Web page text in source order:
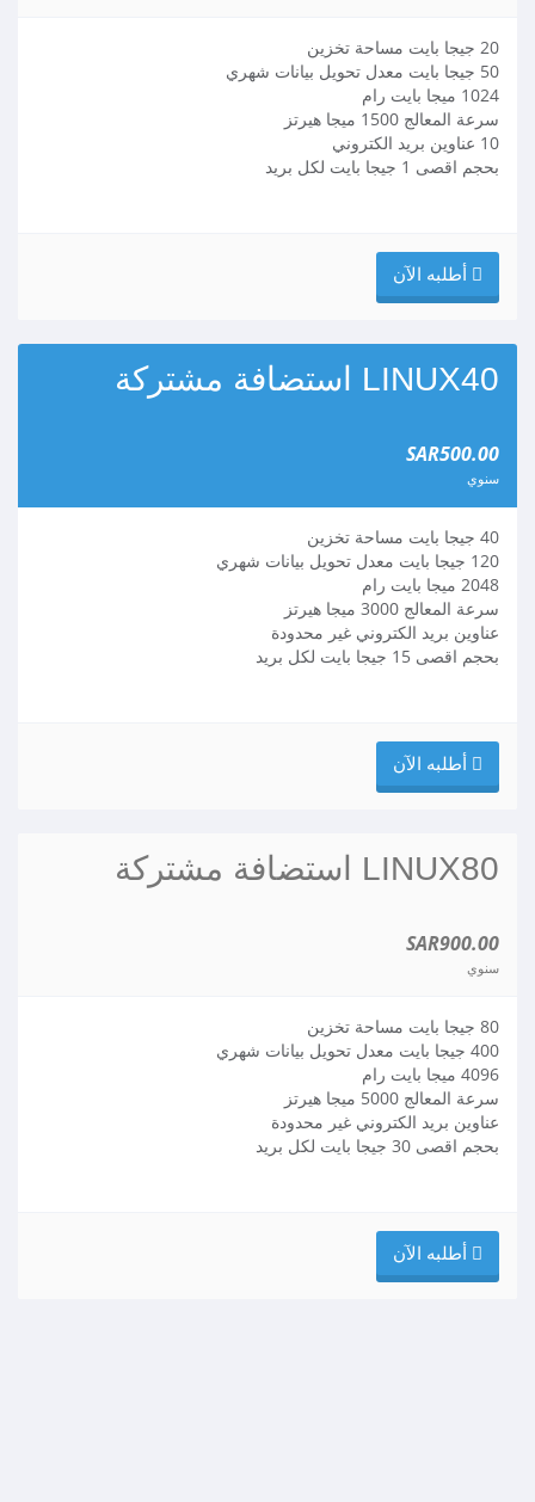
20 جيجا بايت مساحة تخزين
50 جيجا بايت معدل تحويل بيانات شهري
1024 ميجا بايت رام
سرعة المعالج 1500 ميجا هيرتز
10 عناوين بريد الكتروني
بحجم اقصى 1 جيجا بايت لكل بريد
أطلبه الآن
LINUX40 استضافة مشتركة
SAR500.00
سنوي
40 جيجا بايت مساحة تخزين
120 جيجا بايت معدل تحويل بيانات شهري
2048 ميجا بايت رام
سرعة المعالج 3000 ميجا هيرتز
عناوين بريد الكتروني غير محدودة
بحجم اقصى 15 جيجا بايت لكل بريد
أطلبه الآن
LINUX80 استضافة مشتركة
SAR900.00
سنوي
80 جيجا بايت مساحة تخزين
400 جيجا بايت معدل تحويل بيانات شهري
4096 ميجا بايت رام
سرعة المعالج 5000 ميجا هيرتز
عناوين بريد الكتروني غير محدودة
بحجم اقصى 30 جيجا بايت لكل بريد
أطلبه الآن